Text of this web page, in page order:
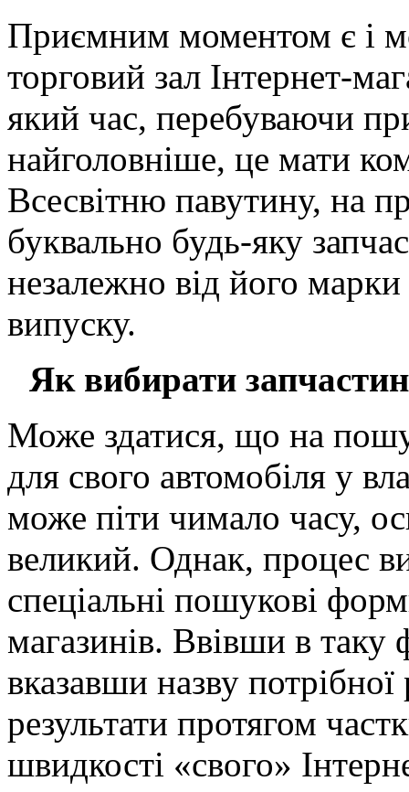
Приємним моментом є і
торговий зал Інтернет-
який час, перебуваючи
найголовніше, це мати
Всесвітню павутину, на
буквально будь-яку
незалежно від його марки
випуску.
Як вибирати
Може здатися, що на
для свого автомобіля у
може піти чимало часу,
великий. Однак, процес
спеціальні пошукові
магазинів. Ввівши в таку
вказавши назву
результати протягом
швидкості «свого»